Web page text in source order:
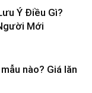
Ý Điều Gì?
Mới
nào? Giá lăn